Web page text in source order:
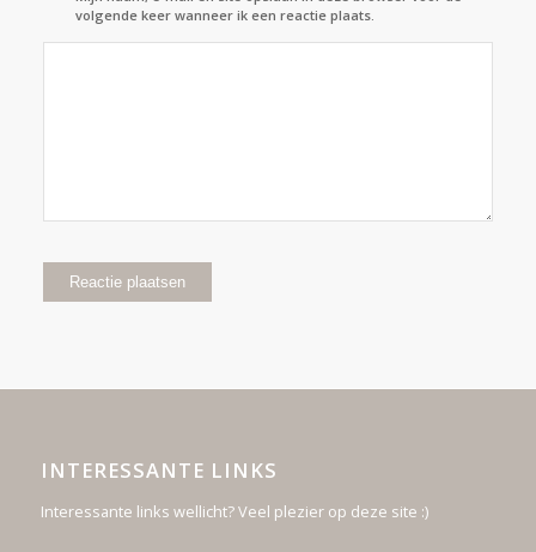
volgende keer wanneer ik een reactie plaats.
INTERESSANTE LINKS
Interessante links wellicht? Veel plezier op deze site :)